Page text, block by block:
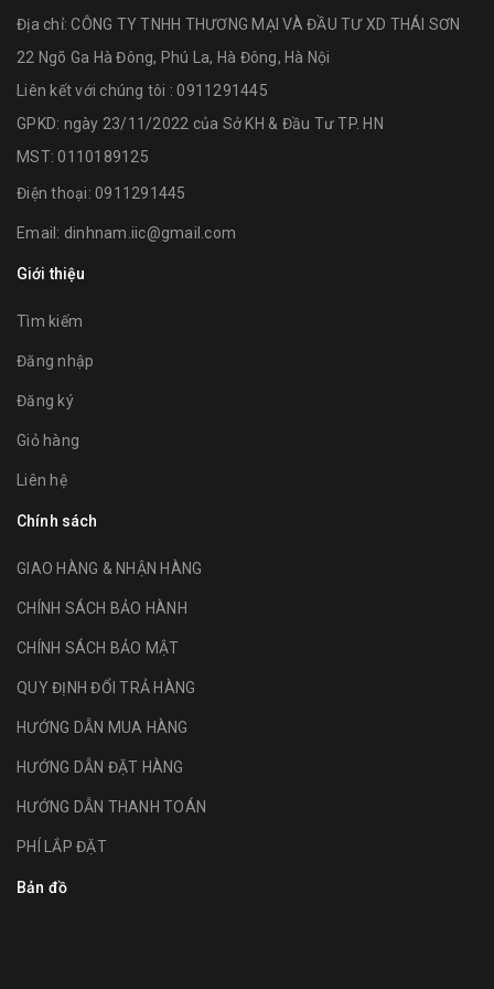
Địa chỉ:CÔNG TY TNHH THƯƠNG MẠI VÀ ĐẦU TƯ XD THÁI SƠN
22 Ngõ Ga Hà Đông, Phú La, Hà Đông, Hà Nội
Liên kết với chúng tôi : 0911291445
GPKD: ngày 23/11/2022 của Sở KH & Đầu Tư TP. HN
MST: 0110189125
Điện thoại: 0911291445
Email: dinhnam.iic@gmail.com
Giới thiệu
Tìm kiếm
Đăng nhập
Đăng ký
Giỏ hàng
Liên hệ
Chính sách
GIAO HÀNG & NHẬN HÀNG
CHÍNH SÁCH BẢO HÀNH
CHÍNH SÁCH BẢO MẬT
QUY ĐỊNH ĐỔI TRẢ HÀNG
HƯỚNG DẪN MUA HÀNG
HƯỚNG DẪN ĐẶT HÀNG
HƯỚNG DẪN THANH TOÁN
PHÍ LẮP ĐẶT
Bản đồ